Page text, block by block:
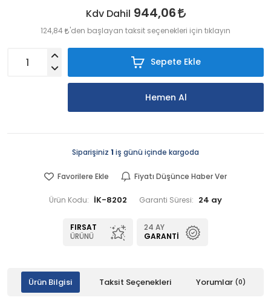
Kdv Dahil 944,06
124,84 'den başlayan taksit seçenekleri için tıklayın
Sepete Ekle
Hemen Al
Siparişiniz 1 iş günü içinde kargoda
Favorilere Ekle Fiyatı Düşünce Haber Ver
Ürün Kodu: İK-8202 Garanti Süresi: 24 ay
FIRSAT
ÜRÜNÜ
24 AY
GARANTI
Ürün Bilgisi Taksit Seçenekleri Yorumlar (0)